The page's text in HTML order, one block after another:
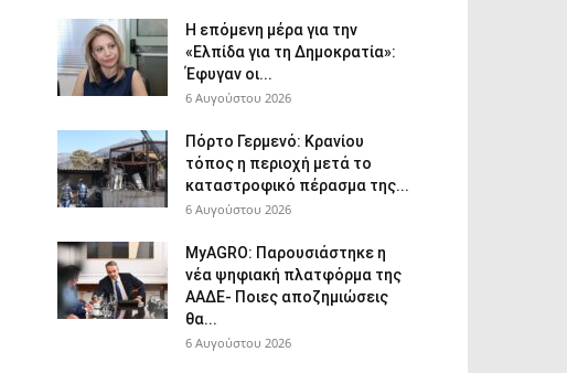
Η επόμενη μέρα για την
«Ελπίδα για τη Δημοκρατία»:
Έφυγαν οι...
6 Αυγούστου 2026
Πόρτο Γερμενό: Κρανίου
τόπος η περιοχή μετά το
καταστροφικό πέρασμα της...
6 Αυγούστου 2026
ΜyAGRO: Παρουσιάστηκε η
νέα ψηφιακή πλατφόρμα της
ΑΑΔΕ- Ποιες αποζημιώσεις
θα...
6 Αυγούστου 2026